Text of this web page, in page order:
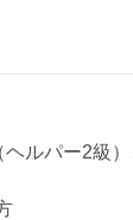
ルパー2級